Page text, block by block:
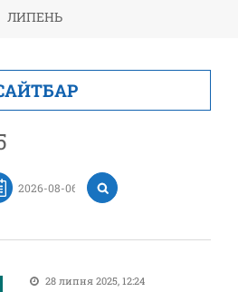
ЛИПЕНЬ
28 липня 2025, 12:24